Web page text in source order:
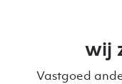
wij
Vastgoed